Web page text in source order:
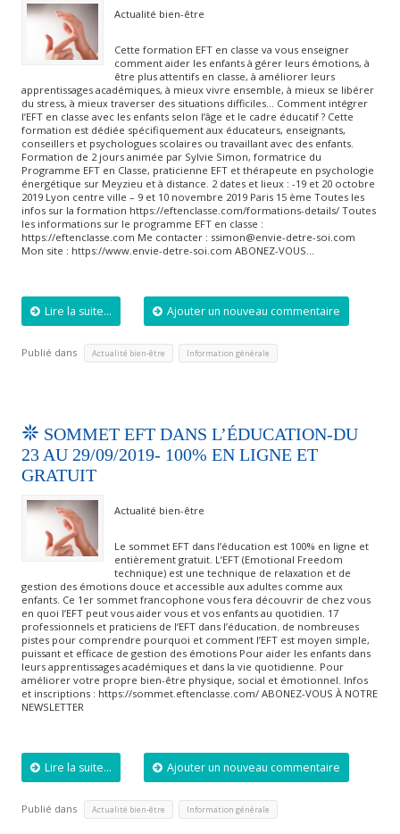
Actualité bien-être
Cette formation EFT en classe va vous enseigner
comment aider les enfants à gérer leurs émotions, à
être plus attentifs en classe, à améliorer leurs
apprentissages académiques, à mieux vivre ensemble, à mieux se libérer
du stress, à mieux traverser des situations difficiles… Comment intégrer
l’EFT en classe avec les enfants selon l’âge et le cadre éducatif ? Cette
formation est dédiée spécifiquement aux éducateurs, enseignants,
conseillers et psychologues scolaires ou travaillant avec des enfants.
Formation de 2 jours animée par Sylvie Simon, formatrice du
Programme EFT en Classe, praticienne EFT et thérapeute en psychologie
énergétique sur Meyzieu et à distance. 2 dates et lieux : -19 et 20 octobre
2019 Lyon centre ville – 9 et 10 novembre 2019 Paris 15 ème Toutes les
infos sur la formation https://eftenclasse.com/formations-details/ Toutes
les informations sur le programme EFT en classe :
https://eftenclasse.com Me contacter : ssimon@envie-detre-soi.com
Mon site : https://www.envie-detre-soi.com ABONEZ-VOUS…
Lire la suite... Ajouter un nouveau commentaire
Publié dans Actualité bien-être Information générale
SOMMET EFT DANS L’ÉDUCATION-DU
23 AU 29/09/2019- 100% EN LIGNE ET
GRATUIT
Actualité bien-être
Le sommet EFT dans l’éducation est 100% en ligne et
entièrement gratuit. L’EFT (Emotional Freedom
technique) est une technique de relaxation et de
gestion des émotions douce et accessible aux adultes comme aux
enfants. Ce 1er sommet francophone vous fera découvrir de chez vous
en quoi l’EFT peut vous aider vous et vos enfants au quotidien. 17
professionnels et praticiens de l’EFT dans l’éducation. de nombreuses
pistes pour comprendre pourquoi et comment l’EFT est moyen simple,
puissant et efficace de gestion des émotions Pour aider les enfants dans
leurs apprentissages académiques et dans la vie quotidienne. Pour
améliorer votre propre bien-être physique, social et émotionnel. Infos
et inscriptions : https://sommet.eftenclasse.com/ ABONEZ-VOUS À NOTRE
NEWSLETTER
Lire la suite... Ajouter un nouveau commentaire
Publié dans Actualité bien-être Information générale